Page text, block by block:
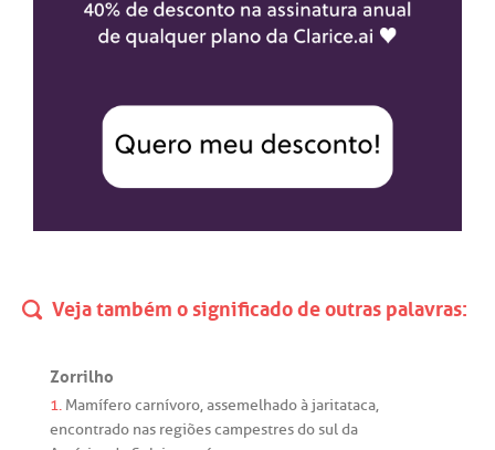
Veja também o significado de outras palavras:
Zorrilho
1. Mamíferocarnívoro,assemelhadoàjaritataca,
encontrado nas regiõescampestresdosulda